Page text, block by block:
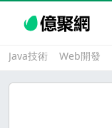
Java技術 Web開發